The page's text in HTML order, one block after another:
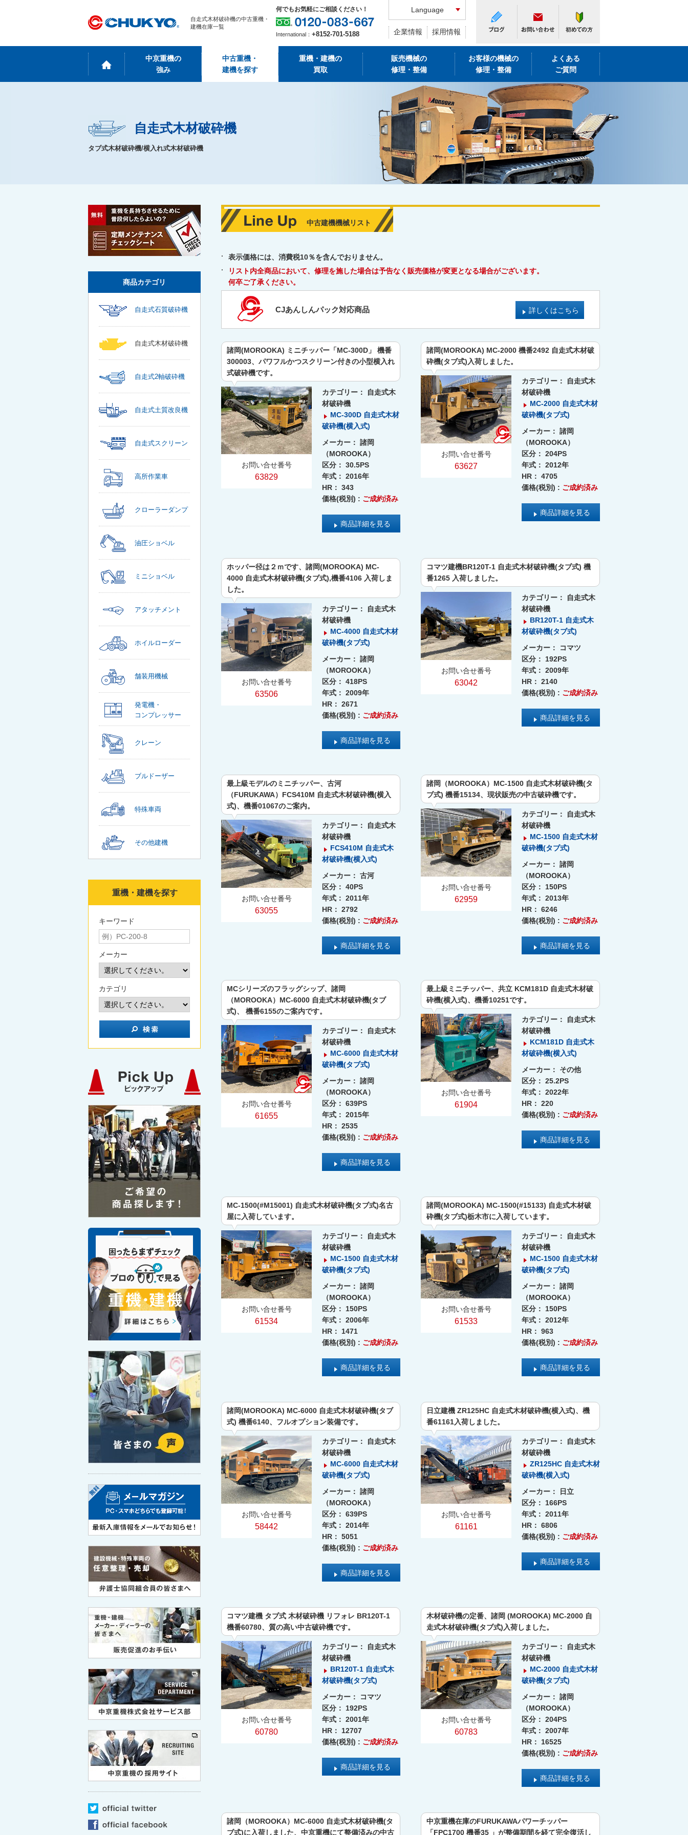
自走式木材破砕機の中古重機・
建機在庫一覧
何でもお気軽にご相談ください！
International： +8152-701-5188
Language
企業情報 採用情報
中京重機の
強み
中古重機・
建機を探す
重機・建機の
買取
販売機械の
修理・整備
お客様の機械の
修理・整備
よくある
ご質問
自走式木材破砕機
タブ式木材破砕機/横入れ式木材破砕機
中古建機機械リスト
表示価格には、消費税10％を含んでおりません。
リスト内全商品において、修理を施した場合は予告なく販売価格が変更となる場合がございます。
何卒ご了承ください。
CJあんしんパック対応商品 詳しくはこちら
諸岡(MOROOKA) ミニチッパー「MC-300D」 機番
300003、パワフルかつスクリーン付きの小型横入れ
式破砕機です。
お問い合せ番号
63829
カテゴリー：
自走式木
材破砕機
MC-300D 自走式木材
破砕機(横入式)
メーカー： 諸岡
（MOROOKA）
区分： 30.5PS
年式： 2016年
HR： 343
価格(税別) : ご成約済み
商品詳細を見る
諸岡(MOROOKA) MC-2000 機番2492 自走式木材破
砕機(タブ式)入荷しました。
お問い合せ番号
63627
カテゴリー：
自走式木
材破砕機
MC-2000 自走式木材
破砕機(タブ式)
メーカー： 諸岡
（MOROOKA）
区分： 204PS
年式： 2012年
HR： 4705
価格(税別) : ご成約済み
商品詳細を見る
ホッパー径は２ｍです、諸岡(MOROOKA) MC-
4000 自走式木材破砕機(タブ式),機番4106 入荷しま
した。
お問い合せ番号
63506
カテゴリー：
自走式木
材破砕機
MC-4000 自走式木材
破砕機(タブ式)
メーカー： 諸岡
（MOROOKA）
区分： 418PS
年式： 2009年
HR： 2671
価格(税別) : ご成約済み
商品詳細を見る
コマツ建機BR120T-1 自走式木材破砕機(タブ式) 機
番1265 入荷しました。
お問い合せ番号
63042
カテゴリー：
自走式木
材破砕機
BR120T-1 自走式木
材破砕機(タブ式)
メーカー：
コマツ
区分：
192PS
年式： 2009年
HR： 2140
価格(税別) : ご成約済み
商品詳細を見る
最上級モデルのミニチッパー、古河
（FURUKAWA）FCS410M 自走式木材破砕機(横入
式)、機番01067のご案内。
お問い合せ番号
63055
カテゴリー：
自走式木
材破砕機
FCS410M 自走式木
材破砕機(横入式)
メーカー： 古河
区分： 40PS
年式： 2011年
HR： 2792
価格(税別) : ご成約済み
商品詳細を見る
諸岡（MOROOKA）MC-1500 自走式木材破砕機(タ
ブ式) 機番15134、現状販売の中古破砕機です。
お問い合せ番号
62959
カテゴリー：
自走式木
材破砕機
MC-1500 自走式木材
破砕機(タブ式)
メーカー： 諸岡
（MOROOKA）
区分：
150PS
年式： 2013年
HR： 6246
価格(税別) : ご成約済み
商品詳細を見る
MCシリーズのフラッグシップ、諸岡
（MOROOKA）MC-6000 自走式木材破砕機(タブ
式)、 機番6155のご案内です。
お問い合せ番号
61655
カテゴリー：
自走式木
材破砕機
MC-6000 自走式木材
破砕機(タブ式)
メーカー： 諸岡
（MOROOKA）
区分： 639PS
年式： 2015年
HR： 2535
価格(税別) : ご成約済み
商品詳細を見る
最上級ミニチッパー、共立 KCM181D 自走式木材破
砕機(横入式)、機番10251です。
お問い合せ番号
61904
カテゴリー：
自走式木
材破砕機
KCM181D 自走式木
材破砕機(横入式)
メーカー：
その他
区分： 25.2PS
年式： 2022年
HR： 220
価格(税別) : ご成約済み
商品詳細を見る
MC-1500(#M15001) 自走式木材破砕機(タブ式)名古
屋に入荷しています。
お問い合せ番号
61534
カテゴリー：
自走式木
材破砕機
MC-1500 自走式木材
破砕機(タブ式)
メーカー： 諸岡
（MOROOKA）
区分：
150PS
年式： 2006年
HR：
1471
価格(税別) : ご成約済み
商品詳細を見る
諸岡(MOROOKA) MC-1500(#15133) 自走式木材破
砕機(タブ式)栃木市に入荷しています。
お問い合せ番号
61533
カテゴリー：
自走式木
材破砕機
MC-1500 自走式木材
破砕機(タブ式)
メーカー： 諸岡
（MOROOKA）
区分：
150PS
年式： 2012年
HR： 963
価格(税別) : ご成約済み
商品詳細を見る
諸岡(MOROOKA) MC-6000 自走式木材破砕機(タブ
式) 機番6140、フルオプション装備です。
お問い合せ番号
58442
カテゴリー：
自走式木
材破砕機
MC-6000 自走式木材
破砕機(タブ式)
メーカー： 諸岡
（MOROOKA）
区分： 639PS
年式： 2014年
HR： 5051
価格(税別) : ご成約済み
商品詳細を見る
日立建機 ZR125HC 自走式木材破砕機(横入式)、機
番61161入荷しました。
お問い合せ番号
61161
カテゴリー：
自走式木
材破砕機
ZR125HC 自走式木材
破砕機(横入式)
メーカー：
日立
区分：
166PS
年式： 2011年
HR： 6806
価格(税別) : ご成約済み
商品詳細を見る
コマツ建機 タブ式 木材破砕機 リフォレ BR120T-1
機番60780、質の高い中古破砕機です。
お問い合せ番号
60780
カテゴリー：
自走式木
材破砕機
BR120T-1 自走式木
材破砕機(タブ式)
メーカー：
コマツ
区分：
192PS
年式： 2001年
HR：
12707
価格(税別) : ご成約済み
商品詳細を見る
木材破砕機の定番、諸岡 (MOROOKA) MC-2000 自
走式木材破砕機(タブ式)入荷しました。
お問い合せ番号
60783
カテゴリー：
自走式木
材破砕機
MC-2000 自走式木材
破砕機(タブ式)
メーカー： 諸岡
（MOROOKA）
区分： 204PS
年式： 2007年
HR：
16525
価格(税別) : ご成約済み
商品詳細を見る
諸岡（MOROOKA）MC-6000 自走式木材破砕機(タ
ブ式)に入荷しました、中京重機にて整備済みの中古
中京重機在庫のFURUKAWAパワーチッパー
「FPC1700 機番35 」が整備期間を経て完全復活し
商品カテゴリ
自走式石質破砕機
自走式木材破砕機
自走式2軸破砕機
自走式土質改良機
自走式スクリーン
高所作業車
クローラーダンプ
油圧ショベル
ミニショベル
アタッチメント
ホイルローダー
舗装用機械
発電機・
コンプレッサー
クレーン
ブルドーザー
特殊車両
その他建機
重機・建機を探す
キーワード
メーカー
カテゴリ